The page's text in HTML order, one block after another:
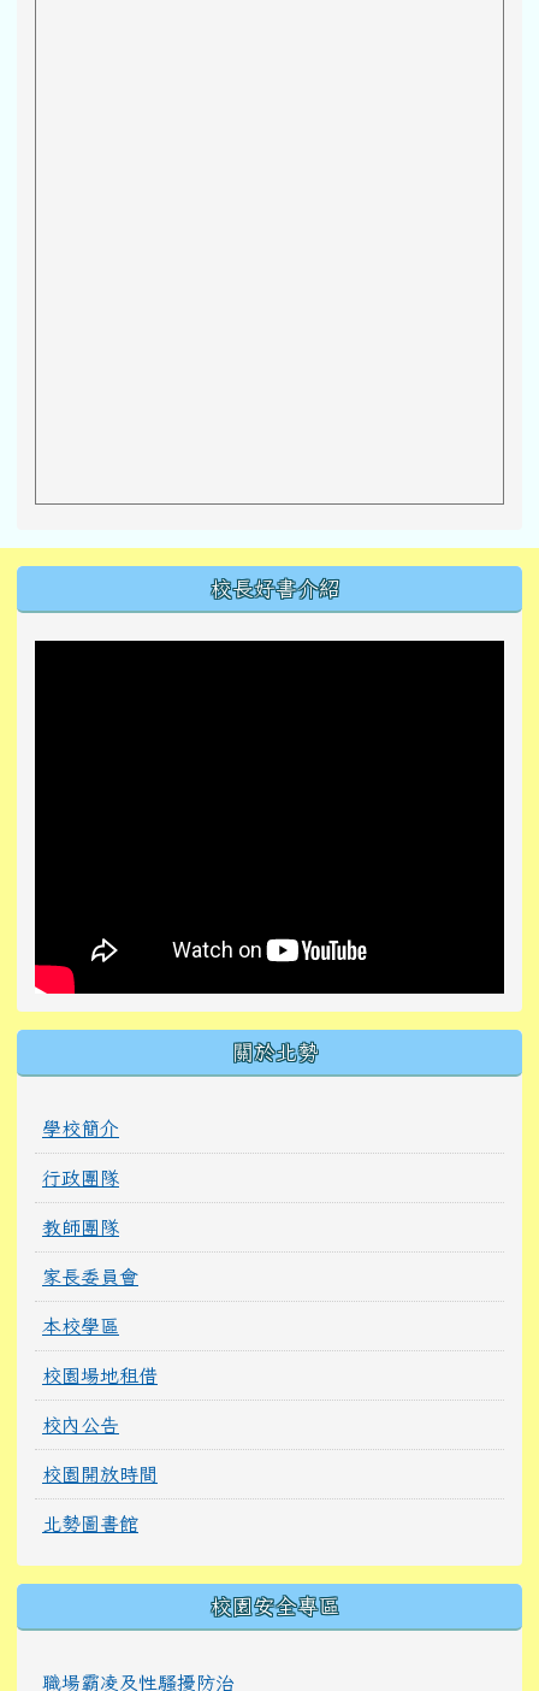
校長好書介紹
關於北勢
學校簡介
行政團隊
教師團隊
家長委員會
本校學區
校園場地租借
校內公告
校園開放時間
北勢圖書館
校園安全專區
職場霸凌及性騷擾防治